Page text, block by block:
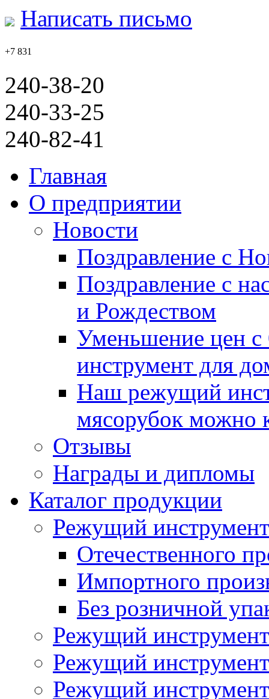
Написать письмо
+7 831
240-38-20
240-33-25
240-82-41
Главная
О предприятии
Новости
Поздравление с
Поздравление с
и Рождеством
Уменьшение цен
инструмент для
Наш режущий
мясорубок можно
Отзывы
Награды и дипломы
Каталог продукции
Режущий
Отечественного
Импортного
Без розничной
Режущий
Режущий
Режущий